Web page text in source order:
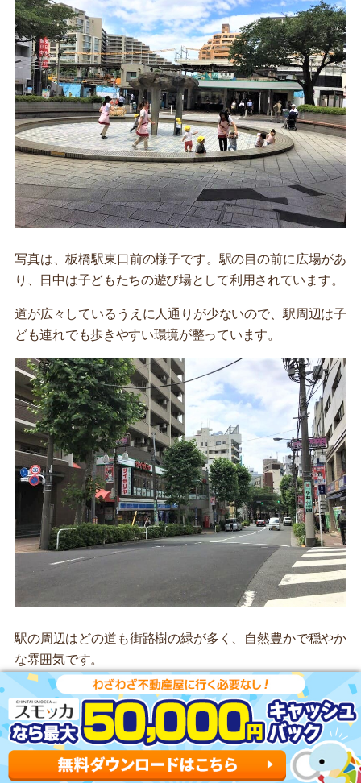
写真は、板橋駅東口前の様子です。駅の目の前に広場があ
り、日中は子どもたちの遊び場として利用されています。
道が広々しているうえに人通りが少ないので、駅周辺は子
ども連れでも歩きやすい環境が整っています。
駅の周辺はどの道も街路樹の緑が多く、自然豊かで穏やか
な雰囲気です。
東口の「滝野川さくら通り商栄会」には、薬局・銀行・医
療クリニックなど、生活に役立つお店がいくつもありま
す。